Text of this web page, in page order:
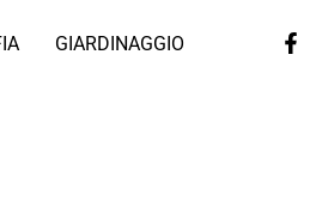
GIARDINAGGIO